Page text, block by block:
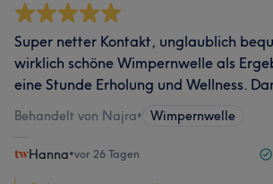
Super netter Kontakt, unglaublich
wirklich schöne Wimpernwelle als
eine Stunde Erholung und Wellness.
Behandelt von Najra• Wimpernwelle
Hanna•vor 26 Tagen